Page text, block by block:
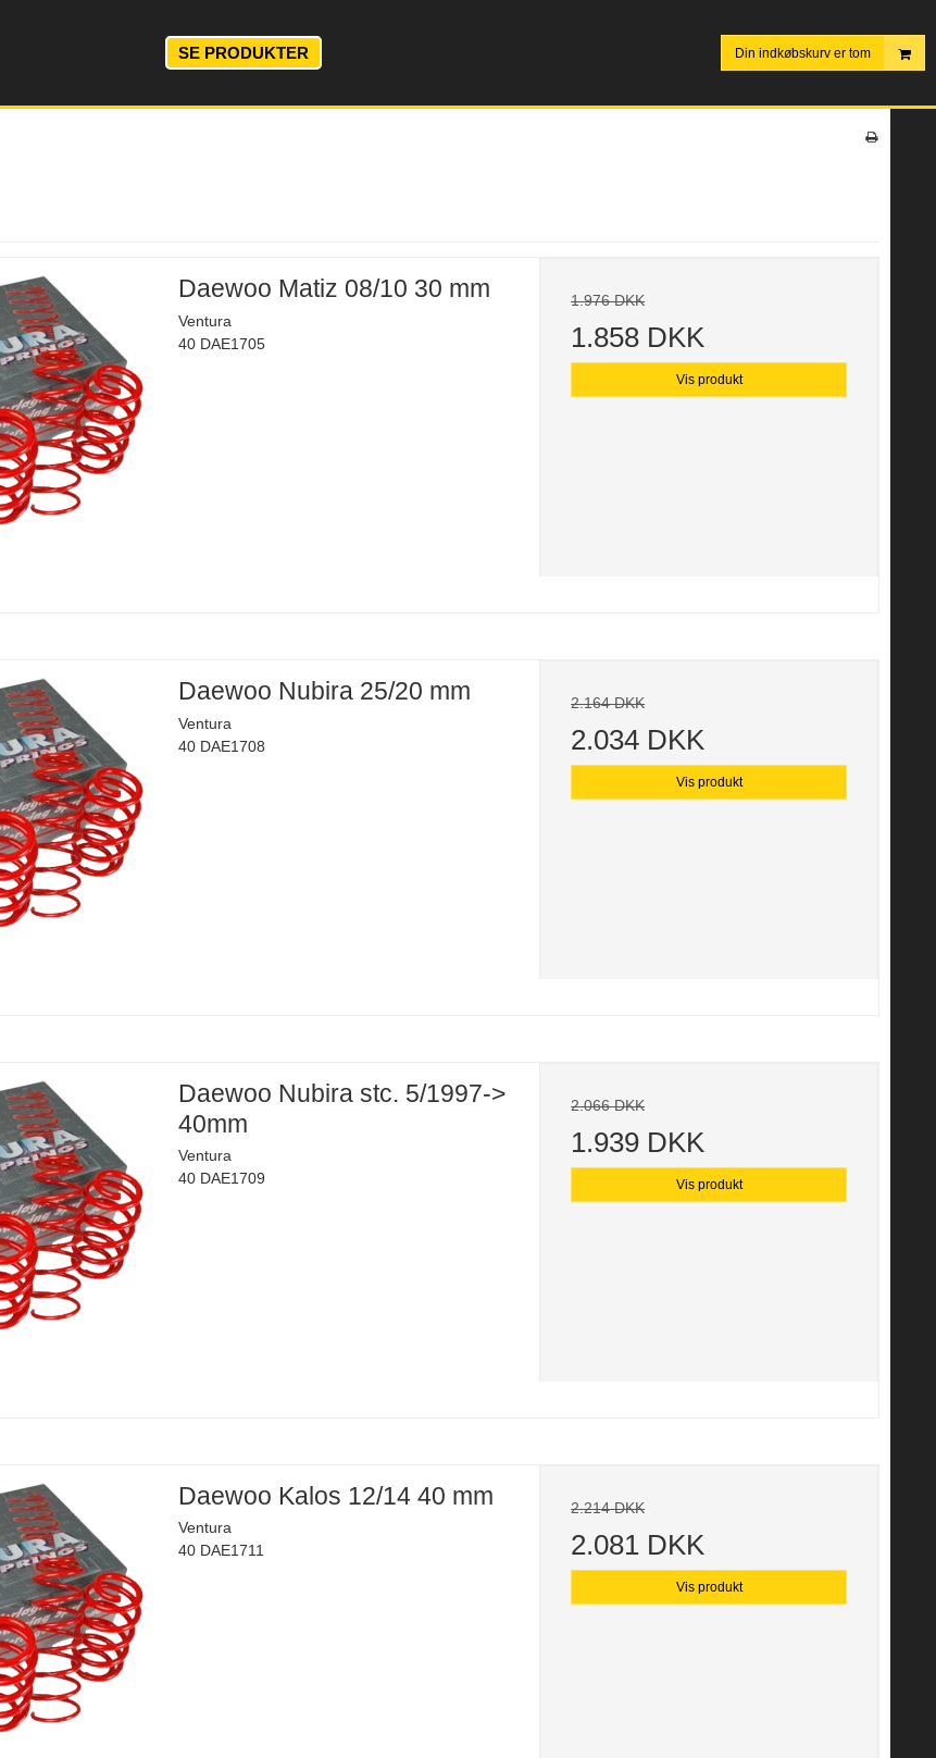
SE PRODUKTER Din indkøbskurv er tom
Daewoo Matiz 08/10 30 mm
Ventura
40 DAE1705
1.976 DKK
1.858 DKK
Vis produkt
Daewoo Nubira 25/20 mm
Ventura
40 DAE1708
2.164 DKK
2.034 DKK
Vis produkt
Daewoo Nubira stc. 5/1997->
40mm
Ventura
40 DAE1709
2.066 DKK
1.939 DKK
Vis produkt
Daewoo Kalos 12/14 40 mm
Ventura
40 DAE1711
2.214 DKK
2.081 DKK
Vis produkt